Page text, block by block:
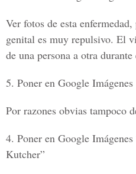
Ver fotos de esta
genital es muy repulsivo. El
de una persona a otra
5. Poner en Google Imágenes
Por razones obvias tampoco
4. Poner en Google
Kutcher”